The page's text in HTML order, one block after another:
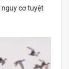
nguy cơ tuyệt